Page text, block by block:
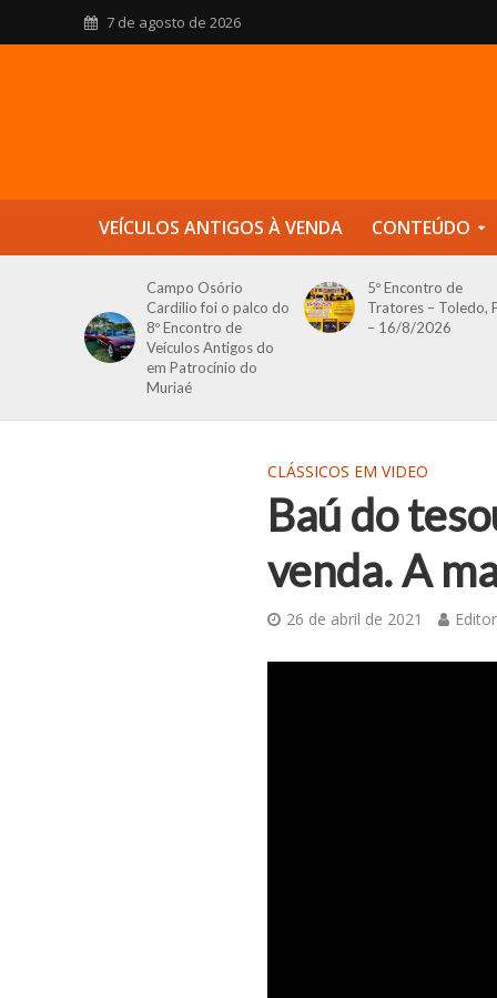
7 de agosto de 2026
VEÍCULOS ANTIGOS À VENDA CONTEÚDO
Campo Osório
Cardilio foi o palco do
8º Encontro de
Veículos Antigos do
em Patrocínio do
Muriaé
5º Encontro de
Tratores – Toledo,
– 16/8/2026
CLÁSSICOS EM VIDEO
Baú do
venda. A
26 de abril de 2021